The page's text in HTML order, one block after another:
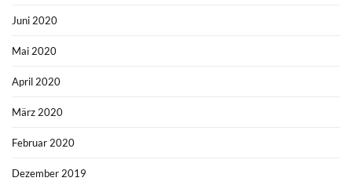
Juni 2020
Mai 2020
April 2020
März 2020
Februar 2020
Dezember 2019